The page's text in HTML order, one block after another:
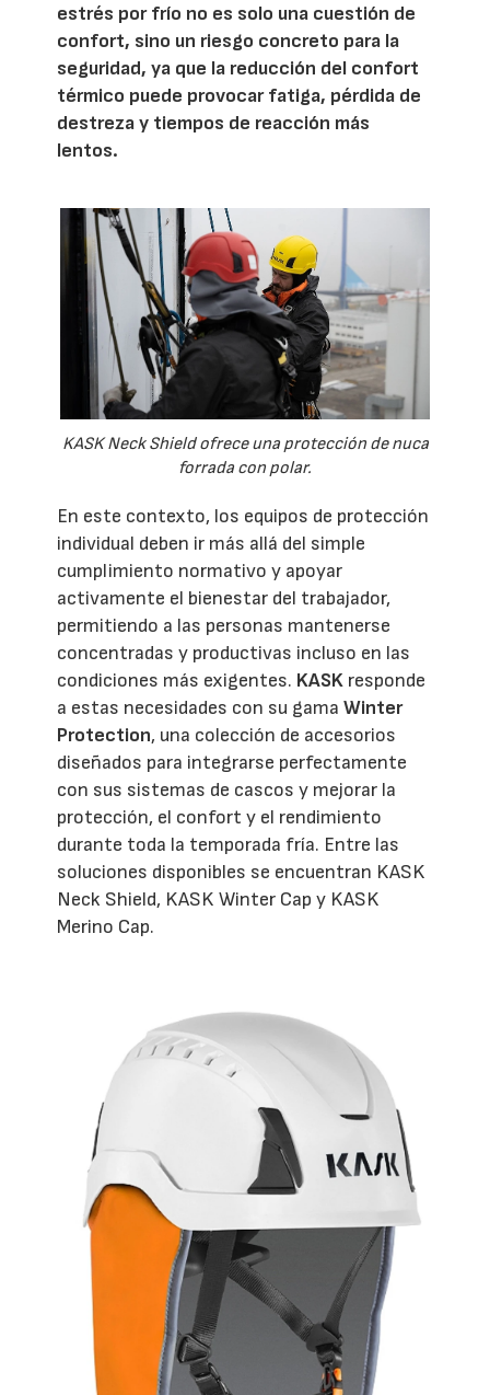
estrés por frío no es solo una cuestión de
confort, sino un riesgo concreto para la
seguridad, ya que la reducción del confort
térmico puede provocar fatiga, pérdida de
destreza y tiempos de reacción más
lentos.
KASK Neck Shield ofrece una protección de nuca
forrada con polar.
En este contexto, los equipos de protección
individual deben ir más allá del simple
cumplimiento normativo y apoyar
activamente el bienestar del trabajador,
permitiendo a las personas mantenerse
concentradas y productivas incluso en las
condiciones más exigentes. KASK responde
a estas necesidades con su gamaWinter
Protection, una colección de accesorios
diseñados para integrarse perfectamente
con sus sistemas de cascos y mejorar la
protección, el confort y el rendimiento
durante toda la temporada fría. Entre las
soluciones disponibles se encuentran KASK
Neck Shield, KASK Winter Cap y KASK
Merino Cap.